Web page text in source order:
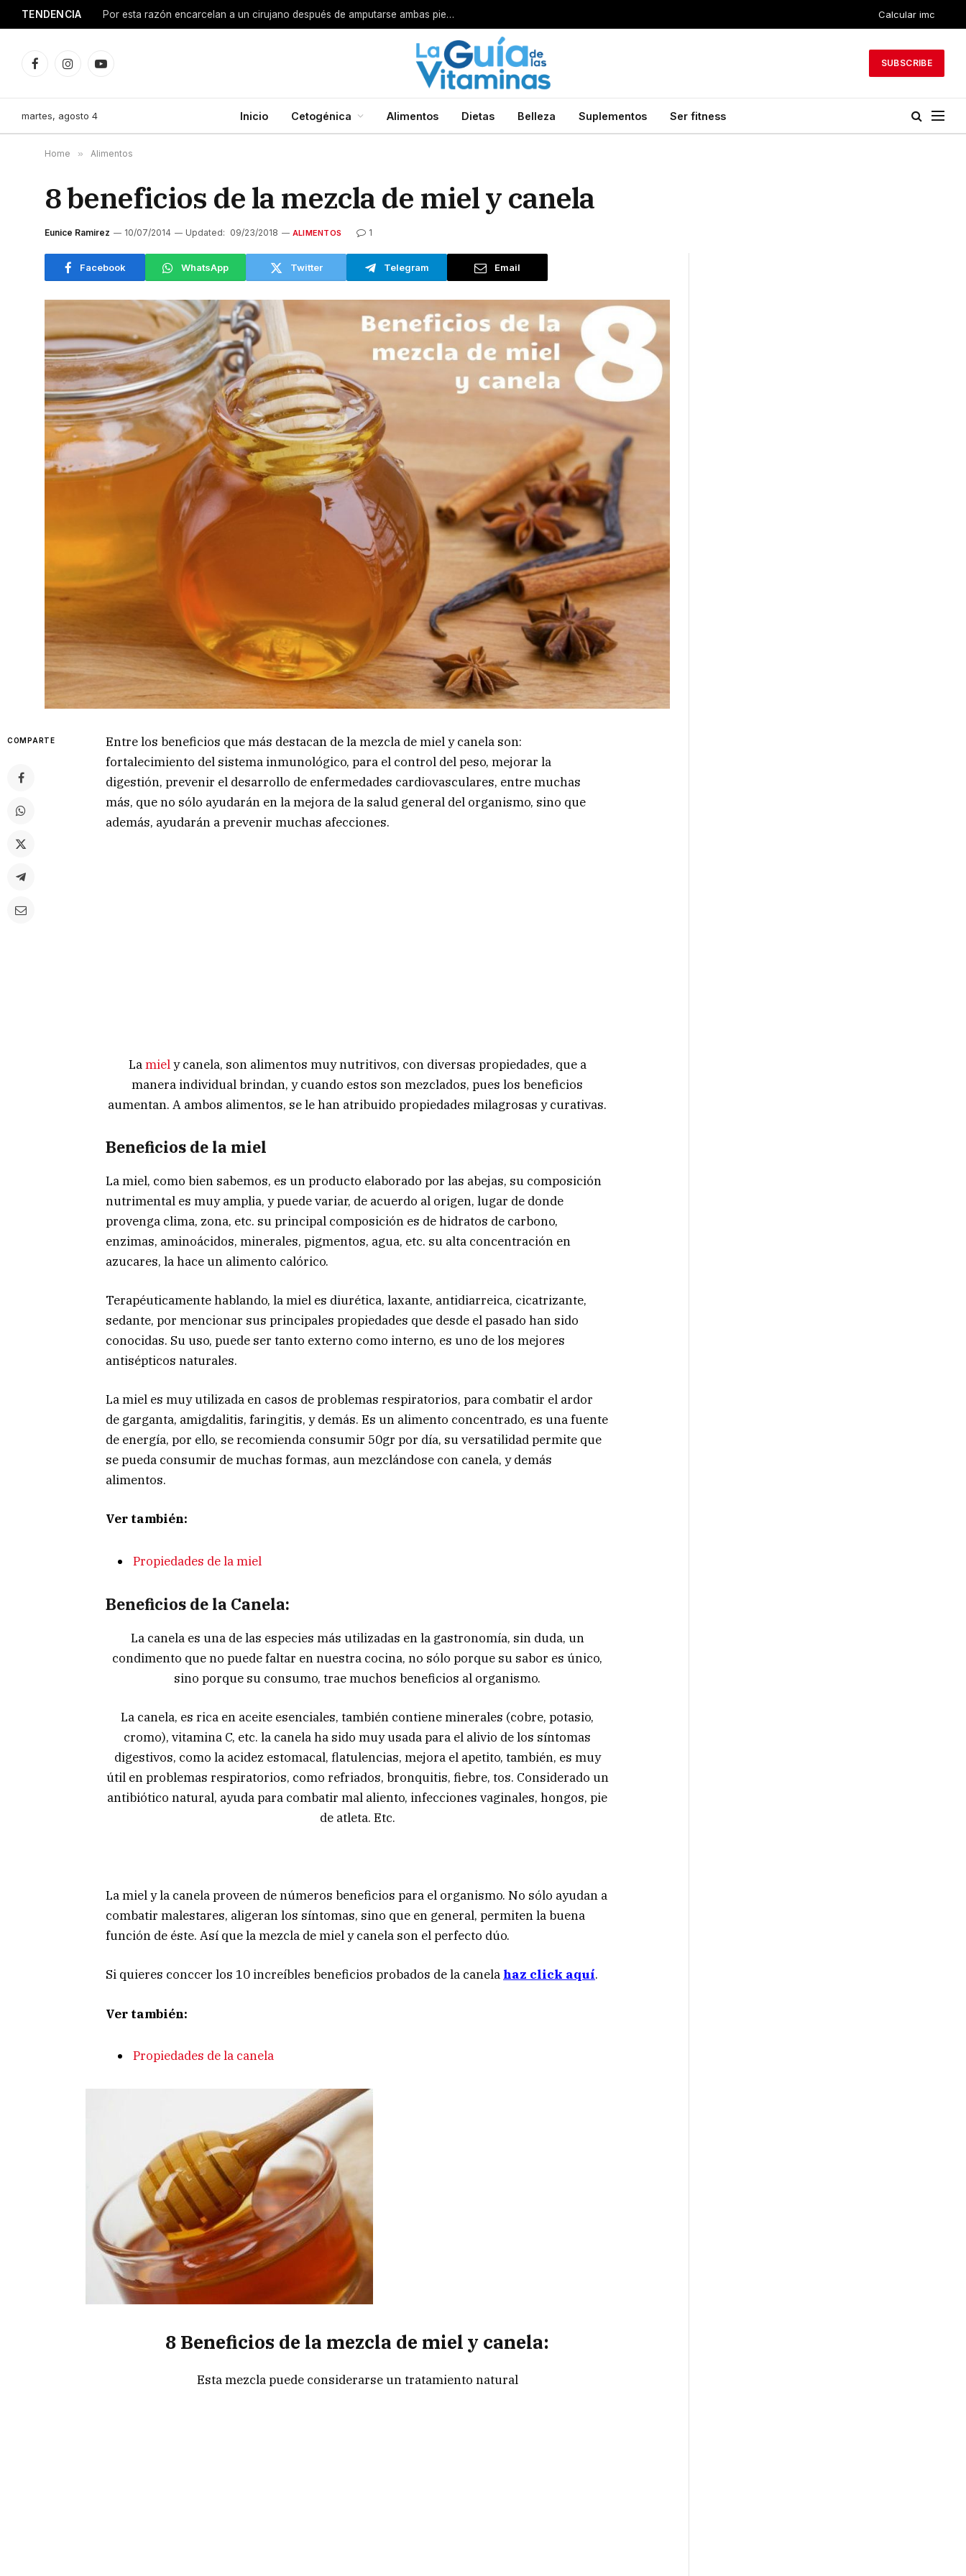
TENDENCIA Por esta razón encarcelan a un cirujano después de amputarse ambas piernas Calcular imc
FacebookInstagramYouTube
SUBSCRIBE
martes, agosto 4 Inicio Cetogénica Alimentos Dietas Belleza Suplementos Ser fitness
Home » Alimentos
8 beneficios de la mezcla de miel y canela
Eunice Ramirez 10/07/2014 Updated: 09/23/2018 ALIMENTOS 1
Facebook WhatsApp Twitter Telegram Email
COMPARTE
Entre los beneficios que más destacan de la mezcla de miel y canela son:
fortalecimiento del sistema inmunológico, para el control del peso, mejorar la
digestión, prevenir el desarrollo de enfermedades cardiovasculares, entre muchas
más, que no sólo ayudarán en la mejora de la salud general del organismo, sino que
además, ayudarán a prevenir muchas afecciones.
Lamiely canela, son alimentos muy nutritivos, con diversas propiedades, que a
manera individual brindan, y cuando estos son mezclados, pues los beneficios
aumentan. A ambos alimentos, se le han atribuido propiedades milagrosas y curativas.
Beneficios de la miel
La miel, como bien sabemos, es un producto elaborado por las abejas, su composición
nutrimental es muy amplia, y puede variar, de acuerdo al origen, lugar de donde
provenga clima, zona, etc. su principal composición es de hidratos de carbono,
enzimas, aminoácidos, minerales, pigmentos, agua, etc. su alta concentración en
azucares, la hace un alimento calórico.
Terapéuticamente hablando, la miel es diurética, laxante, antidiarreica, cicatrizante,
sedante, por mencionar sus principales propiedades que desde el pasado han sido
conocidas. Su uso, puede ser tanto externo como interno, es uno de los mejores
antisépticos naturales.
La miel es muy utilizada en casos de problemas respiratorios, para combatir el ardor
de garganta, amigdalitis, faringitis, y demás. Es un alimento concentrado, es una fuente
de energía, por ello, se recomienda consumir 50gr por día, su versatilidad permite que
se pueda consumir de muchas formas, aun mezclándose con canela, y demás
alimentos.
Ver también:
Propiedades de la miel
Beneficios de la Canela:
La canela es una de las especies más utilizadas en la gastronomía, sin duda, un
condimento que no puede faltar en nuestra cocina, no sólo porque su sabor es único,
sino porque su consumo, trae muchos beneficios al organismo.
La canela, es rica en aceite esenciales, también contiene minerales (cobre, potasio,
cromo), vitamina C, etc. la canela ha sido muy usada para el alivio de los síntomas
digestivos, como la acidez estomacal, flatulencias, mejora el apetito, también, es muy
útil en problemas respiratorios, como refriados, bronquitis, fiebre, tos. Considerado un
antibiótico natural, ayuda para combatir mal aliento, infecciones vaginales, hongos, pie
de atleta. Etc.
La miel y la canela proveen de números beneficios para el organismo. No sólo ayudan a
combatir malestares, aligeran los síntomas, sino que en general, permiten la buena
función de éste. Así que la mezcla de miel y canela son el perfecto dúo.
Si quieres conccer los 10 increíbles beneficios probados de la canela haz click aquí.
Ver también:
Propiedades de la canela
8 Beneficios de la mezcla de miel y canela:
Esta mezcla puede considerarse un tratamiento natural